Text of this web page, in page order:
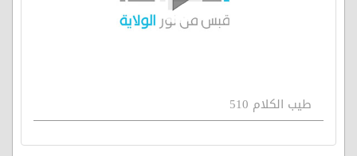
طيب الكلام 510